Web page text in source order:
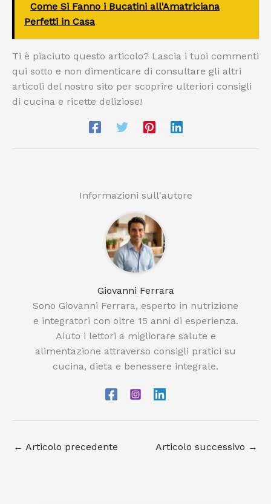
Come Si Fanno i Bucatini all'Amatriciana
Perfetti in Casa
Ti è piaciuto questo articolo? Lascia i tuoi commenti
qui sotto e non dimenticare di consultare gli altri
articoli del nostro sito per scoprire ulteriori consigli
di cucina e ricette deliziose!
Informazioni sull'autore
Giovanni Ferrara
Sono Giovanni Ferrara, esperto in nutrizione
e integratori con oltre 15 anni di esperienza.
Aiuto i lettori a migliorare salute e
alimentazione attraverso consigli pratici su
cucina, dieta e benessere integrale.
← Articolo precedente Articolo successivo →